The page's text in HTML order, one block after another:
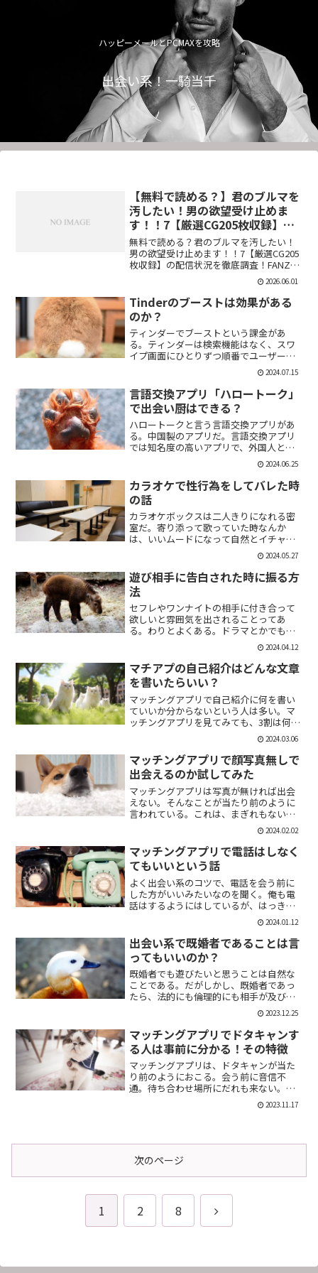
ハッピーメールとPCMAXを攻略
出会い系！一騎当千
【無料で読める？】君のブルマを
汚したい！男の欲望受け止めま
す！！7【厳選CG205枚収録】
【虚構クラブ】
無料で読める？君のブルマを汚したい！
男の欲望受け止めます！！7【厳選CG205
枚収録】の配信状況を徹底調査！FANZA
での販売形式やサンプル視聴、レビュー
評価もまとめています。今すぐチェッ
ク！【d_544876】
2026.06.01
Tinderのブーストは効果がある
のか？
ティンダーでブーストという課金があ
る。ティンダーは検索機能はなく、スワ
イプ画面にひとりずつ順番でユーザーが
表示される。その順番を優先して表示す
ることができる課金がブーストだ。ブー
スト1つ消費で30分間、ブースト2つ消費
で2時間の優先表示がさ...
2024.07.15
言語交換アプリ「ハロートーク」
で出会い厨はできる？
ハロートークと言う言語交換アプリがあ
る。中国製のアプリだ。言語交換アプリ
では知名度の高いアプリで、外国人と知
り合いたい付き合いたいという人にも魅
力的には一見魅力的にうつる。外国人の
恋人欲しいよな。俺もエマワトソンと結
婚してえ。ではハロートー...
2024.06.25
カラオケで性行為をしてバレた時
の話
カラオケボックスは二人きりになれる密
室だ。寄り添って歌っていた時なんか
は、いいムードになって自然とイチャイ
チャしはじめてしまうこともある。俺も
よく出会い系で知り合った人とカラオケ
にいったりする。相手もその気だったり
するから、なんかいいムード...
2024.05.27
遊び相手に告白された時に振る方
法
セフレやワンナイトの相手に付き合って
欲しいと雰囲気を出されることってあ
る。わりとよくある。ドラマとかでも、
「1回やっただけで恋人面するな。」みた
いなのがあるけど、現実でもよくある。
そんな時に、相手を気付つけずいかに波
風立てずに振るか。遊び人...
2024.04.12
マチアプの自己紹介はどんな文章
を書いたらいい？
マッチングアプリで自己紹介に何を書い
ていいか分からないという人は多い。マ
ッチングアプリを見てみても、3割は何も
書いていない人がいる。なかには、何を
書いていいか分かりませんー。とだけ書
いている人も。なので、今回の記事はマ
チアプのプロフィールの...
2024.03.06
マッチングアプリで顔写真無しで
出会えるのか試してみた
マッチングアプリは写真が無ければ出会
えない。そんなことが当たり前のように
言われている。これは、まぎれもない事
実だと思う。自分が使う時に写真を載せ
ていない人は無視するし、相手をするに
しても適当にあしらう。写真無しで出会
えるのは、お金が発生する...
2024.02.02
マッチングアプリで電話はしなく
てもいいという話
よく出会い系のコツで、電話を会う前に
した方がいいみたいなのを聞く。俺も電
話はするようにはしているが、はっきり
言っちゃうと電話なんていらない。よっ
ぽど話術や声に自信ある人だけすればい
いと思っている。では、その理由を語っ
ていこう。電話を嫌がる人...
2024.01.12
出会い系で既婚者であることは言
ってもいいのか？
既婚者でも遊びたいと思うことは自然な
ことである。だがしかし、既婚者であっ
たら、法的にも倫理的にも相手が及び腰
になることは明らかだ。では、既婚者で
あることを言わない方がいいのか。否、
それは違う。既婚者であることを伝える
メリット出会い系で既婚者...
2023.12.25
マッチングアプリでドタキャンす
る人は事前に分かる！その特徴
マッチングアプリは、ドタキャンが当た
り前のようにおこる。会う前に音信不
通。待ち合わせ場所にだれも来ない。そ
んなの普通だ。迷惑な話だが、このドタ
キャン野郎どもは見分けることができ
2023.11.17
次のページ
1 2 8
次